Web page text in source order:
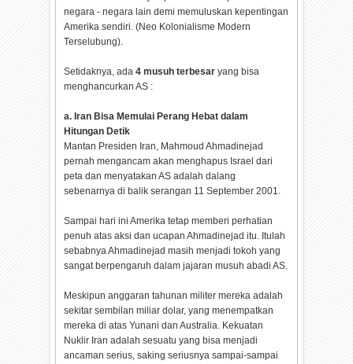
negara - negara lain demi memuluskan kepentingan
Amerika sendiri. (Neo Kolonialisme Modern
Terselubung).
Setidaknya, ada4 musuh terbesar yang bisa
menghancurkan AS :
a. Iran Bisa Memulai Perang Hebat dalam
Hitungan Detik
Mantan Presiden Iran, Mahmoud Ahmadinejad
pernah mengancam akan menghapus Israel dari
peta dan menyatakan AS adalah dalang
sebenarnya di balik serangan 11 September 2001.
Sampai hari ini Amerika tetap memberi perhatian
penuh atas aksi dan ucapan Ahmadinejad itu. Itulah
sebabnya Ahmadinejad masih menjadi tokoh yang
sangat berpengaruh dalam jajaran musuh abadi AS.
Meskipun anggaran tahunan militer mereka adalah
sekitar sembilan miliar dolar, yang menempatkan
mereka di atas Yunani dan Australia. Kekuatan
Nuklir Iran adalah sesuatu yang bisa menjadi
ancaman serius, saking seriusnya sampai-sampai